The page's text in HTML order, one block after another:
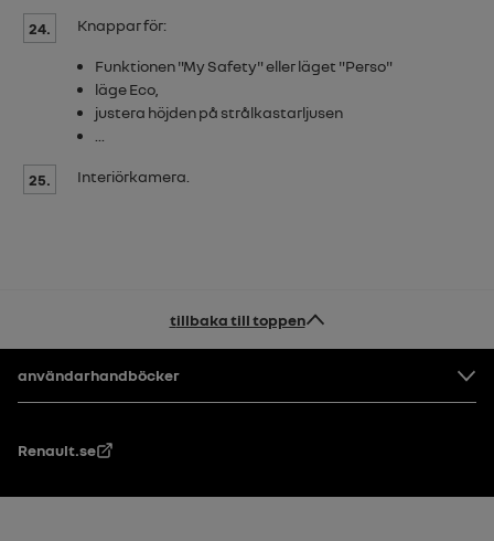
24. Knappar för:
Funktionen "My Safety" eller läget "Perso"
lägeEco
justera höjden på strålkastarljusen
25. Interiörkamera.
tillbaka till toppen
Footer
användarhandböcker
Renault.se